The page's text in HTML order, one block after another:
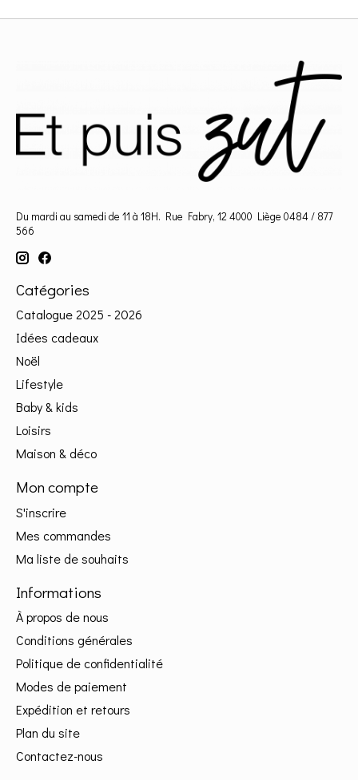
Du mardi au samedi de 11 à 18H. Rue Fabry, 12 4000 Liège 0484 / 877
566
Catégories
Catalogue 2025 - 2026
Idées cadeaux
Noël
Lifestyle
Baby & kids
Loisirs
Maison & déco
Mon compte
S'inscrire
Mes commandes
Ma liste de souhaits
Informations
À propos de nous
Conditions générales
Politique de confidentialité
Modes de paiement
Expédition et retours
Plan du site
Contactez-nous